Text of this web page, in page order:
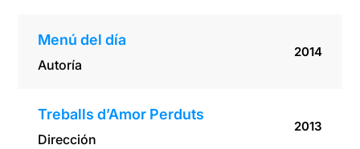
Menú del día
Autoría
2014
Treballs d’Amor Perduts
Dirección
2013